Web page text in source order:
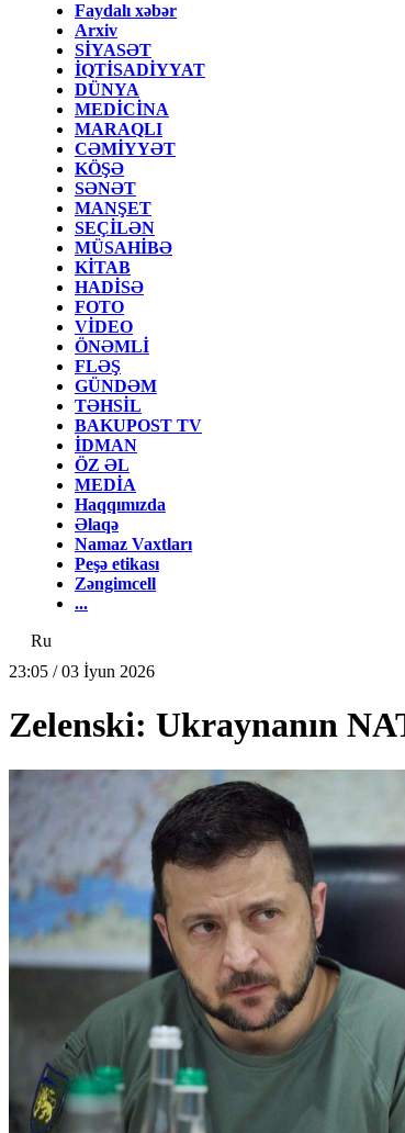
Faydalı xəbər
Arxiv
SİYASƏT
İQTİSADİYYAT
DÜNYA
MEDİCİNA
MARAQLI
CƏMİYYƏT
KÖŞƏ
SƏNƏT
MANŞET
SEÇİLƏN
MÜSAHİBƏ
KİTAB
HADİSƏ
FOTO
VİDEO
ÖNƏMLİ
FLƏŞ
GÜNDƏM
TƏHSİL
BAKUPOST TV
İDMAN
ÖZ ƏL
MEDİA
Haqqımızda
Əlaqə
Namaz Vaxtları
Peşə etikası
Zəngimcell
...
Ru
23:05 / 03 İyun 2026
Zelenski: Ukraynanın